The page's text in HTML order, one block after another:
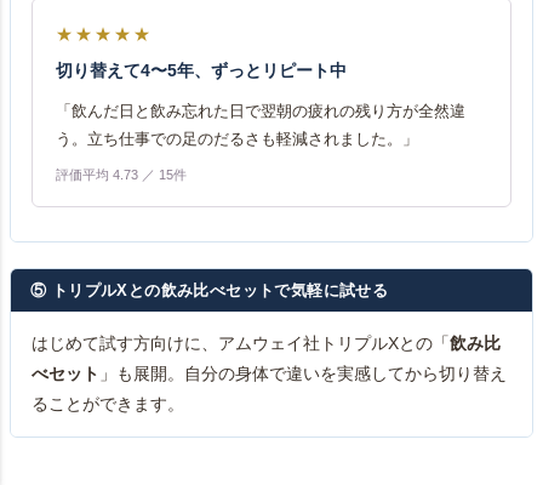
★★★★★
切り替えて4〜5年、ずっとリピート中
「飲んだ日と飲み忘れた日で翌朝の疲れの残り方が全然違
う。立ち仕事での足のだるさも軽減されました。」
評価平均 4.73 ／ 15件
⑤ トリプルXとの飲み比べセットで気軽に試せる
はじめて試す方向けに、アムウェイ社トリプルXとの「飲み比
べセット 」も展開。自分の身体で違いを実感してから切り替え
ることができます。